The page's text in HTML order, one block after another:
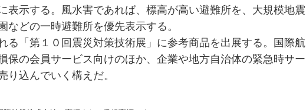
表示する。風水害であれば、標高が高い避難所を、大規模地震
などの一時避難所を優先表示する。
「第１０回震災対策技術展」に参考商品を出展する。国際航
保の会員サービス向けのほか、企業や地方自治体の緊急時サー
り込んでいく構えだ。